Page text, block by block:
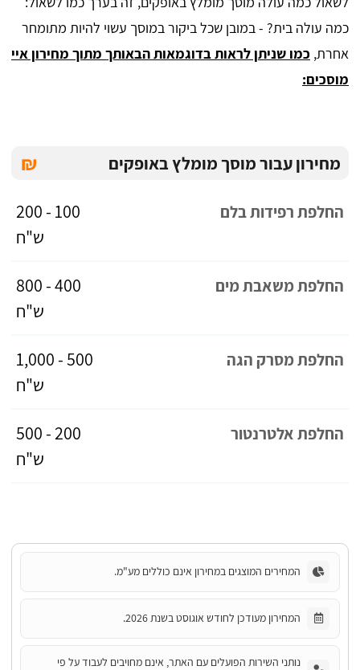
כמה עולה בית? - במובן שכל ביקור במוסך עשוי להיות מתומחר
אחרת, כמו שניתן לראות בדוגמאות הבאותך מתוך מחירון איי
מוסכים:
₪ מחירון עבור מוסך מומלץ באופקים
החלפת רפידות בלם
100 - 200
ש"ח
החלפת משאבת מים
400 - 800
ש"ח
החלפת מסרק הגה
500 - 1,000
ש"ח
החלפת אלטרנטור
200 - 500
ש"ח
המחירים המוצגים במחירון אינם כוללים מע"מ.
המחירון מעודכן לחודש אוגוסט בשנת 2026.
נותני השירות הפועלים עם האתר, אינם מחויבים לעבוד על פי